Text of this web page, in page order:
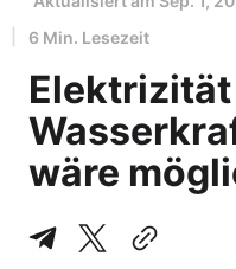
6 Min. Lesezeit
wäre